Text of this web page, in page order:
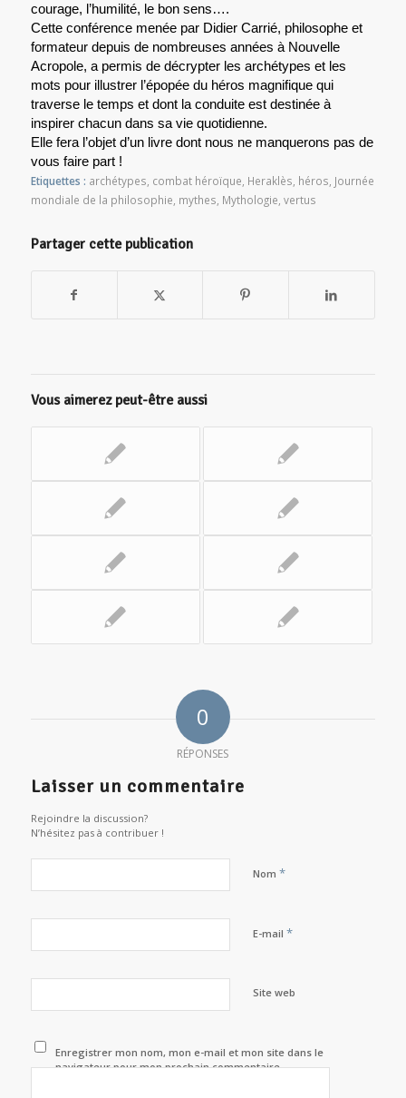
courage, l’humilité, le bon sens….
Cette conférence menée par Didier Carrié, philosophe et
formateur depuis de nombreuses années à Nouvelle
Acropole, a permis de décrypter les archétypes et les
mots pour illustrer l’épopée du héros magnifique qui
traverse le temps et dont la conduite est destinée à
inspirer chacun dans sa vie quotidienne.
Elle fera l’objet d’un livre dont nous ne manquerons pas de
vous faire part !
Etiquettes : archétypes combat héroïque Heraklès héros Journée
mondiale de la philosophie mythes Mythologie vertus
Partager cette publication
Vous aimerez peut-être aussi
0
RÉPONSES
Laisser un commentaire
Rejoindre la discussion?
N’hésitez pas à contribuer !
Nom *
E-mail *
Site web
Enregistrer mon nom, mon e-mail et mon site dans le
navigateur pour mon prochain commentaire.